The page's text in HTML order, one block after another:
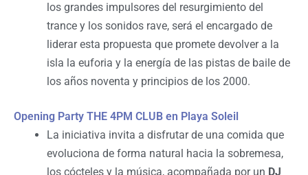
los grandes impulsores del resurgimiento del
trance y los sonidos rave, será el encargado de
liderar esta propuesta que promete devolver a la
isla la euforia y la energía de las pistas de baile de
los años noventa y principios de los 2000.
Opening Party THE 4PM CLUB en Playa Soleil
La iniciativa invita a disfrutar de una comida que
evoluciona de forma natural hacia la sobremesa,
los cócteles y la música, acompañada por un DJ